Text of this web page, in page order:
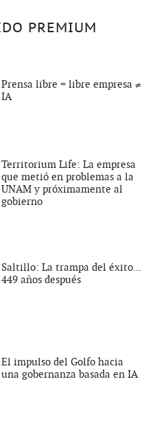
PREMIUM
Prensa libre = libre empresa ≠
IA
Territorium Life: La empresa
que metió en problemas a la
UNAM y próximamente al
gobierno
Saltillo: La trampa del éxito...
449 años después
El impulso del Golfo hacia
una gobernanza basada en IA